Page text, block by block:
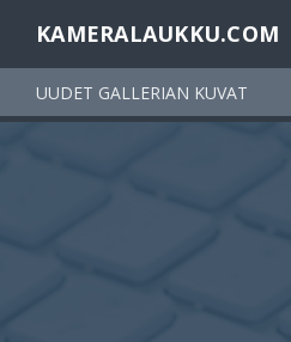
KAMERALAUKKU.COM
UUDET GALLERIAN KUVAT